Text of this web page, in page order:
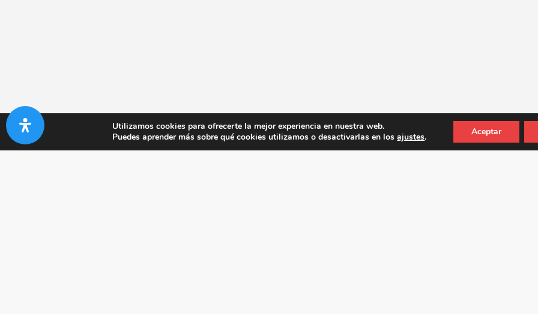
Utilizamos cookies para ofrecerte la mejor experiencia en nuestra web.
Puedes aprender más sobre qué cookies utilizamos o desactivarlas en losajustes. Aceptar